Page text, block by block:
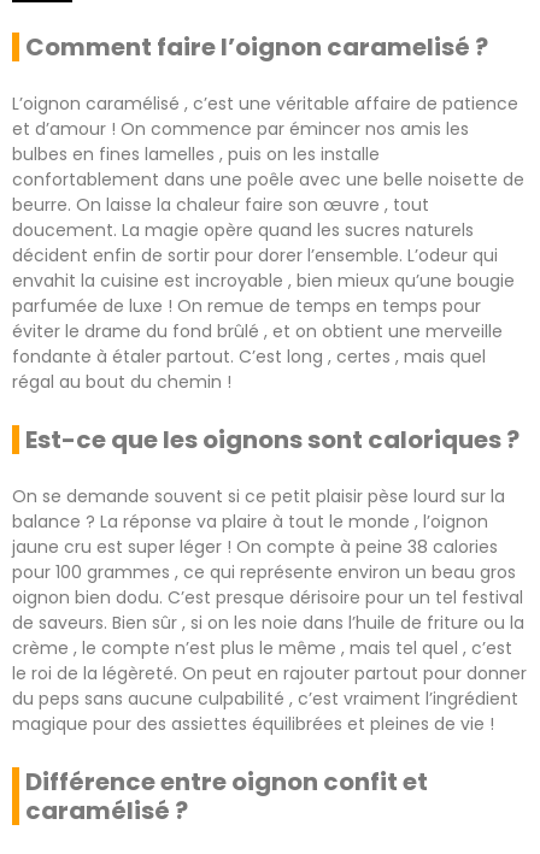
Comment faire l’oignon caramelisé ?
L’oignon caramélisé , c’est une véritable affaire de patience
et d’amour ! On commence par émincer nos amis les
bulbes en fines lamelles , puis on les installe
confortablement dans une poêle avec une belle noisette de
beurre. On laisse la chaleur faire son œuvre , tout
doucement. La magie opère quand les sucres naturels
décident enfin de sortir pour dorer l’ensemble. L’odeur qui
envahit la cuisine est incroyable , bien mieux qu’une bougie
parfumée de luxe ! On remue de temps en temps pour
éviter le drame du fond brûlé , et on obtient une merveille
fondante à étaler partout. C’est long , certes , mais quel
régal au bout du chemin !
Est-ce que les oignons sont caloriques ?
On se demande souvent si ce petit plaisir pèse lourd sur la
balance ? La réponse va plaire à tout le monde , l’oignon
jaune cru est super léger ! On compte à peine 38 calories
pour 100 grammes , ce qui représente environ un beau gros
oignon bien dodu. C’est presque dérisoire pour un tel festival
de saveurs. Bien sûr , si on les noie dans l’huile de friture ou la
crème , le compte n’est plus le même , mais tel quel , c’est
le roi de la légèreté. On peut en rajouter partout pour donner
du peps sans aucune culpabilité , c’est vraiment l’ingrédient
magique pour des assiettes équilibrées et pleines de vie !
Différence entre oignon confit et
caramélisé ?